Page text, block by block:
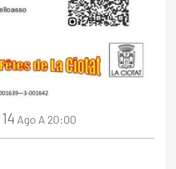
14 Ago A 20:00